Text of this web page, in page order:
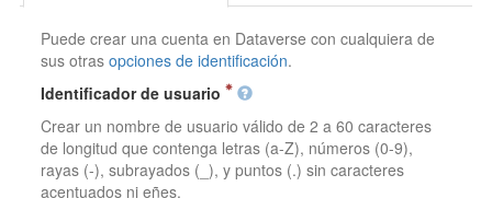
Puede crear una cuenta en Dataverse con cualquiera de
sus otrasopciones de identificación.
Identificador de usuario
Crear un nombre de usuario válido de 2 a 60 caracteres
de longitud que contenga letras (a-Z), números (0-9),
rayas (-), subrayados (_), y puntos (.) sin caracteres
acentuados ni eñes.